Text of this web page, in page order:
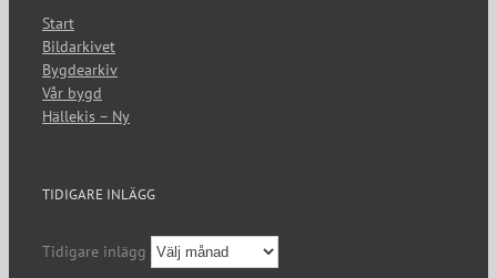
Start
Bildarkivet
Bygdearkiv
Vår bygd
Hällekis – Ny
TIDIGARE INLÄGG
Tidigare inlägg